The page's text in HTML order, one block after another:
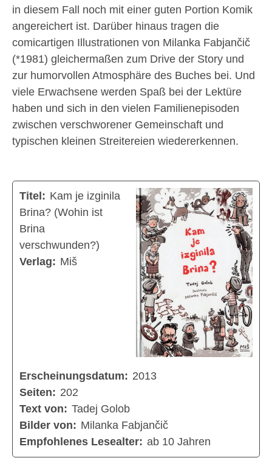
in diesem Fall noch mit einer guten Portion Komik
angereichert ist. Darüber hinaus tragen die
comicartigen Illustrationen von Milanka Fabjančič
(*1981) gleichermaßen zum Drive der Story und
zur humorvollen Atmosphäre des Buches bei. Und
viele Erwachsene werden Spaß bei der Lektüre
haben und sich in den vielen Familienepisoden
zwischen verschworener Gemeinschaft und
typischen kleinen Streitereien wiedererkennen.
Titel: Kam je izginila
Brina? (Wohin ist
Brina
verschwunden?)
Verlag: Miš
Erscheinungsdatum: 2013
Seiten: 202
Text von: Tadej Golob
Bilder von: Milanka Fabjančič
Empfohlenes Lesealter: ab 10 Jahren